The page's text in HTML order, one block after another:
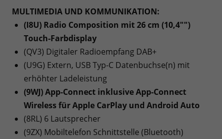
MULTIMEDIA UND KOMMUNIKATION:
(I8U) Radio Composition mit 26 cm (10,4"")
Touch-Farbdisplay
(QV3) Digitaler Radioempfang DAB+
(U9G) Extern, USB Typ-C Datenbuchse(n) mit
erhöhter Ladeleistung
(9WJ) App-Connect inklusive App-Connect
Wireless für Apple CarPlay und Android Auto
(8RL) 6 Lautsprecher
(9ZX) Mobiltelefon Schnittstelle (Bluetooth)